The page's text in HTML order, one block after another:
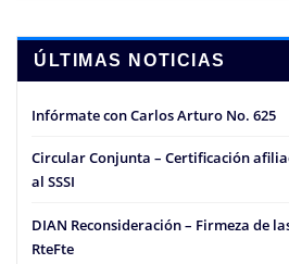
ÚLTIMAS NOTICIAS
Infórmate con Carlos Arturo No. 625
Circular Conjunta – Certificación
al SSSI
DIAN Reconsideración – Firmeza de
RteFte